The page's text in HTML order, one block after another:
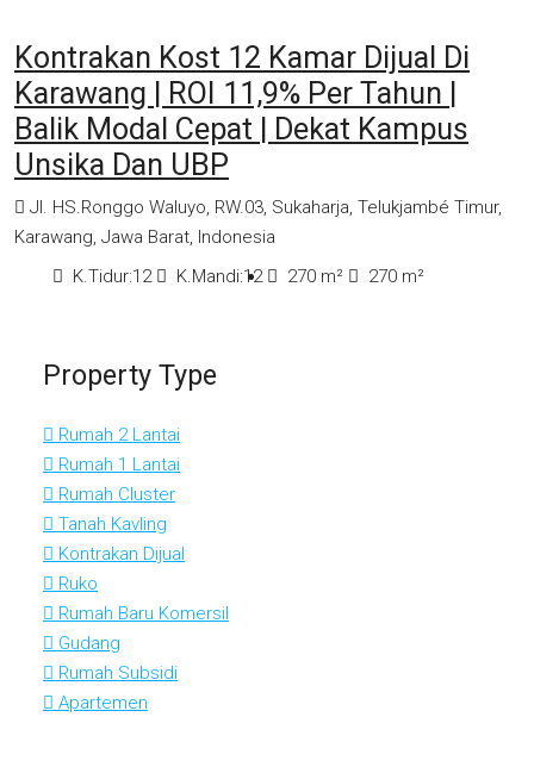
Kontrakan Kost 12 Kamar Dijual Di
Karawang | ROI 11,9% Per Tahun |
Balik Modal Cepat | Dekat Kampus
Unsika Dan UBP
Jl. HS.Ronggo Waluyo, RW.03, Sukaharja, Telukjambé Timur,
Karawang, Jawa Barat, Indonesia
K.Tidur:12 K.Mandi:12 270 m² 270 m²
Property Type
Rumah 2 Lantai
Rumah 1 Lantai
Rumah Cluster
Tanah Kavling
Kontrakan Dijual
Ruko
Rumah Baru Komersil
Gudang
Rumah Subsidi
Apartemen